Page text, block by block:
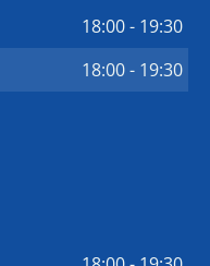
18:00 - 19:30
18:00 - 19:30